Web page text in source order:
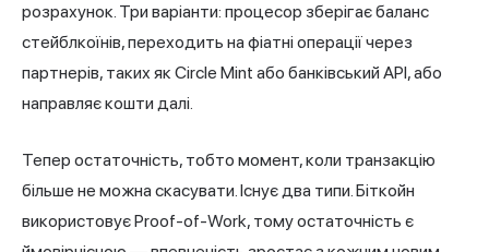
розрахунок. Три варіанти: процесор зберігає баланс
стейблкоїнів, переходить на фіатні операції через
партнерів, таких як Circle Mint або банківський API, або
направляє кошти далі.
Тепер остаточність, тобто момент, коли транзакцію
більше не можна скасувати. Існує два типи. Біткойн
використовує Proof-of-Work, тому остаточність є